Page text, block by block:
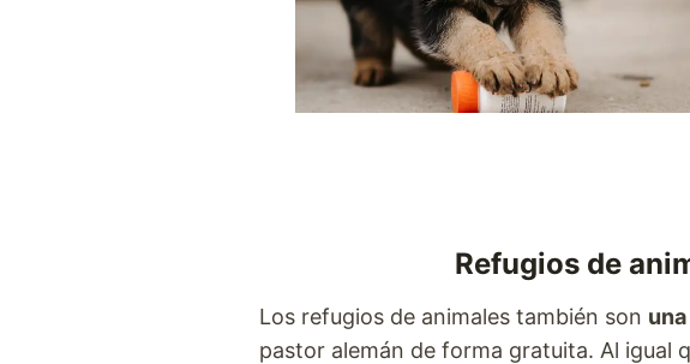
Refugios de
Los refugios de animales también son
pastor alemán de forma gratuita. Al igual